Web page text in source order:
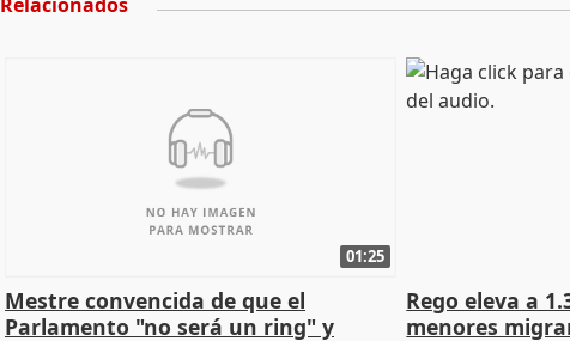
01:25
Mestre convencida de que el
Parlamento "no será un ring" y
Rego eleva a
menores